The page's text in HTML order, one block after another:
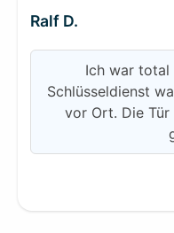
Ralf D.
Ich war
Schlüsseldienst
vor Ort. Die